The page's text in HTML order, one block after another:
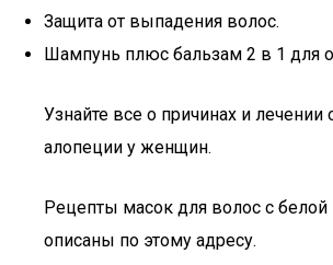
Защита от выпадения волос.
Шампунь плюс бальзам 2 в 1 для
Узнайте все о причинах и лечении
алопеции у женщин.
Рецепты масок для волос с белой
описаны по этому адресу.